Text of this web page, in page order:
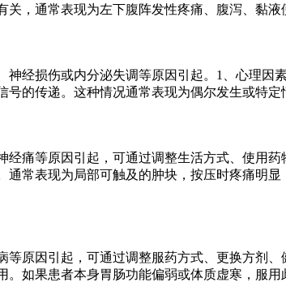
，通常表现为左下腹阵发性疼痛、腹泻、黏
经损伤或内分泌失调等原因引起。1、心理
的传递。这种情况通常表现为偶尔发生或特
痛等原因引起，可通过调整生活方式、使用
常表现为局部可触及的肿块，按压时疼痛明
原因引起，可通过调整服药方式、更换方剂
如果患者本身胃肠功能偏弱或体质虚寒，服